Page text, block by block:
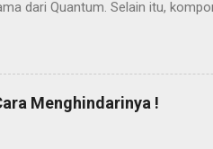
dari Quantum. Selain itu,
bagi Anda yang menginginkan
yang Efisien untuk Aktivitas
adalah efisiensi waktu. Dengan
Menghindarinya !